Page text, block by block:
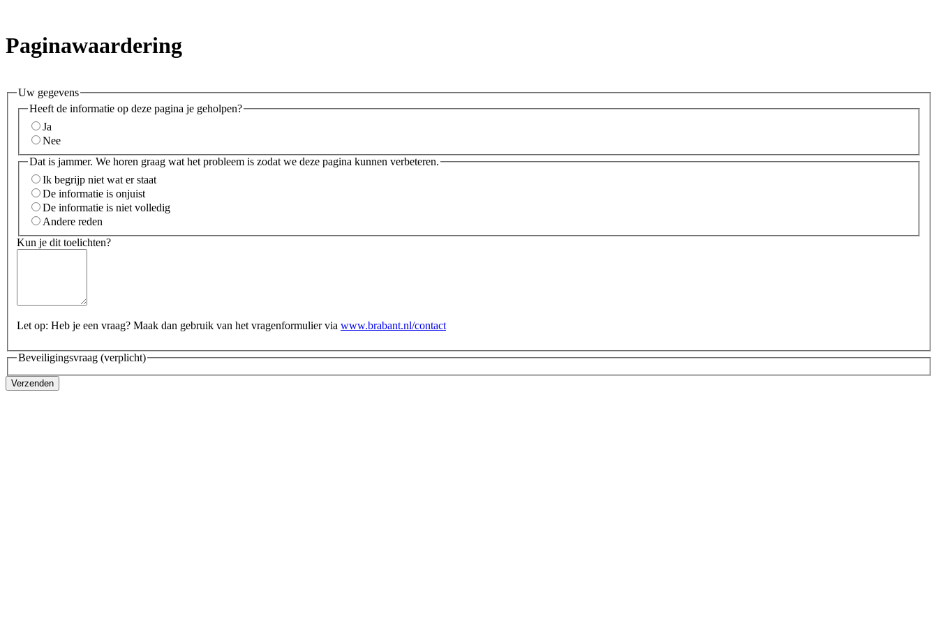
Paginawaardering
Uw gegevens
Heeft de informatie op deze pagina je geholpen?
Ja
Nee
Dat is jammer. We horen graag wat het probleem is zodat we deze pagina kunnen verbeteren.
Ik begrijp niet wat er staat
De informatie is onjuist
De informatie is niet volledig
Andere reden
Kun je dit toelichten?
Let op: Heb je een vraag? Maak dan gebruik van het vragenformulier via www.brabant.nl/contact
Beveiligingsvraag (verplicht)
Verzenden